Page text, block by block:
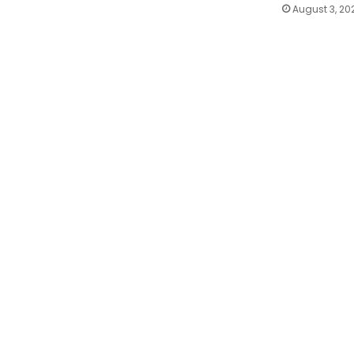
August 3,